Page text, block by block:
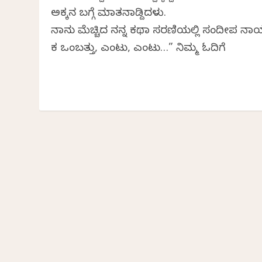
ಅಕ್ಕನ ಬಗ್ಗೆ ಮಾತನಾಡ್ದಿದಳು.
ನಾನು ಮೆಚ್ಚಿದ ನನ್ನ ಕಥಾ ಸರಣಿಯಲ್ಲಿ ಸಂದೀಪ
ಕತೆ ಒಂಬತ್ತು, ಎಂಟು, ಎಂಟು…” ನಿಮ್ಮ ಓದಿಗೆ